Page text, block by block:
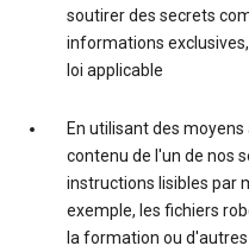
soutirer des secrets
informations
loi applicable
En utilisant des
contenu de l'un de nos
instructions lisibles par
exemple, les fichiers
la formation ou